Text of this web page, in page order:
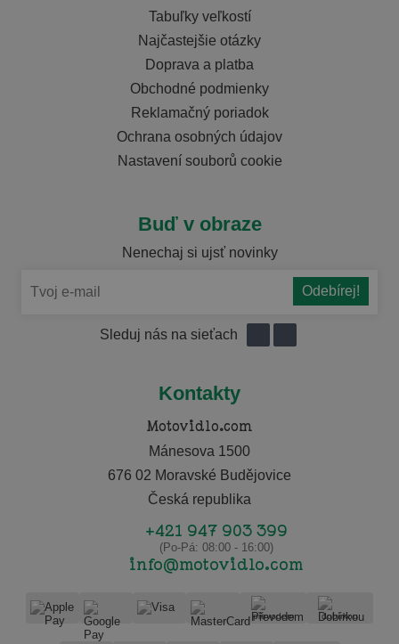
Tabuľky veľkostí
Najčastejšie otázky
Doprava a platba
Obchodné podmienky
Reklamačný poriadok
Ochrana osobných údajov
Nastavení souborů cookie
Buď v obraze
Nenechaj si ujsť novinky
Sleduj nás na sieťach
Kontakty
Motovidlo.com
Mánesova 1500
676 02 Moravské Budějovice
Česká republika
+421 947 903 399
(Po-Pá: 08:00 - 16:00)
info@motovidlo.com
převodem dobírkou